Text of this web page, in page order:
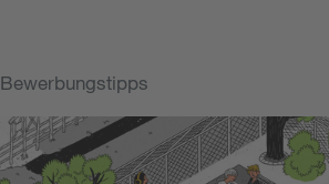
Bewerbungstipps